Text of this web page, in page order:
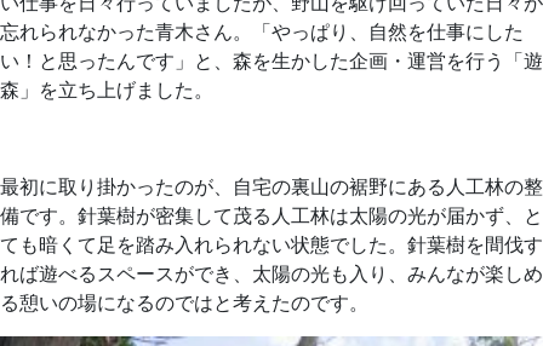
忘れられなかった青木さん。「やっぱり、自然を仕事にした
い！と思ったんです」と、森を生かした企画・運営を行う「遊
森」を立ち上げました。
最初に取り掛かったのが、自宅の裏山の裾野にある人工林の整
備です。針葉樹が密集して茂る人工林は太陽の光が届かず、と
ても暗くて足を踏み入れられない状態でした。針葉樹を間伐す
れば遊べるスペースができ、太陽の光も入り、みんなが楽しめ
る憩いの場になるのではと考えたのです。